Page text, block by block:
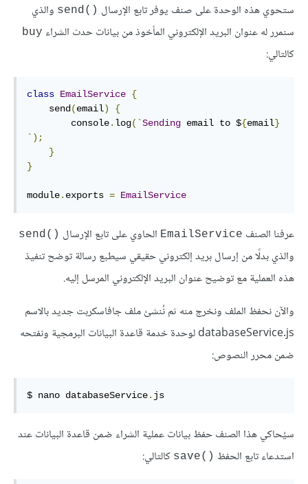
ستحوي هذه الوحدة على صنف يوفر تابع الإرسال ‎send()‎ والذي
سنمرر له عنوان البريد الإلكتروني المأخوذ من بيانات حدث الشراء ‎buy‎
كالتالي:
class EmailService {
    send
(email)
{
        console
. log(`‎Sending email to ${email}‎
`);
}
}
module. exports = EmailService
عرفنا الصنف ‎EmailService‎ الحاوي على تابع الإرسال ‎send()‎
والذي بدلًا من إرسال بريد إلكتروني حقيقي سيطبع رسالة توضح تنفيذ
هذه العملية مع توضيح عنوان البريد الإلكتروني المرسل إليه.
والآن نحفظ الملف ونخرج منه ثم نُنشئ ملف جافاسكربت جديد بالاسم
‎databaseService.js‎ لوحدة خدمة قاعدة البيانات البرمجية ونفتحه
ضمن محرر النصوص:
$ nano databaseService. js
سيُحاكي هذا الصنف حفظ بيانات عملية الشراء ضمن قاعدة البيانات عند
استدعاء تابع الحفظ ‎save()‎ كالتالي: